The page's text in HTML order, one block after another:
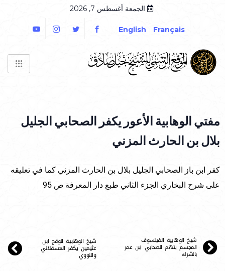
الجمعة أغسطس 7, 2026
Français
English
مفتي الوهابية الأعور يكفر الصحابي الجليل
بلال بن الحارث المزني
كفر ابن باز الصحابي الجليل بلال بن الحارث المزني كما في تعليقه
على شرح البخاري الجزء الثاني طبع دار المعرفة ص 95
شيخ الوهابية الفيلسوف
المجسم يتهم الصحابي ابن عمر
بالشرك
شيخ الوهابية الوقح ابن
عثيمين يكفر العسقلاني
والنووي